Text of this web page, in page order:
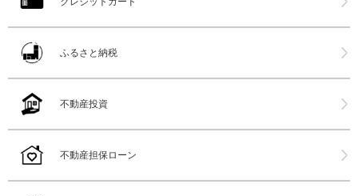
ふるさと納税
不動産投資
不動産担保ローン